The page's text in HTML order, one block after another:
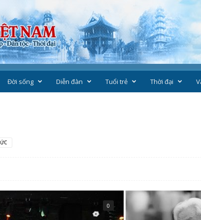
Đời sống Diễn đàn Tuổi trẻ Thời đại
0